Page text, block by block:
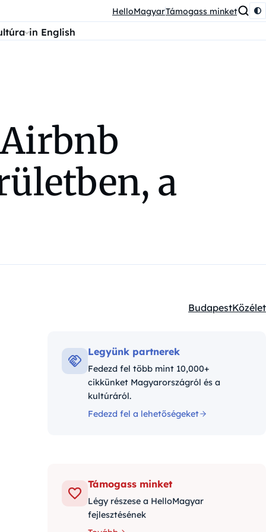
HelloMagyarTámogass minket
in English
a
Kategóriák:
BudapestKözélet
Legyünk partnerek
Fedezd fel több mint 10,000+
cikkünket Magyarországról és a
kultúráról.
Fedezd fel a lehetőségeket
Támogass minket
Légy részese a HelloMagyar
fejlesztésének